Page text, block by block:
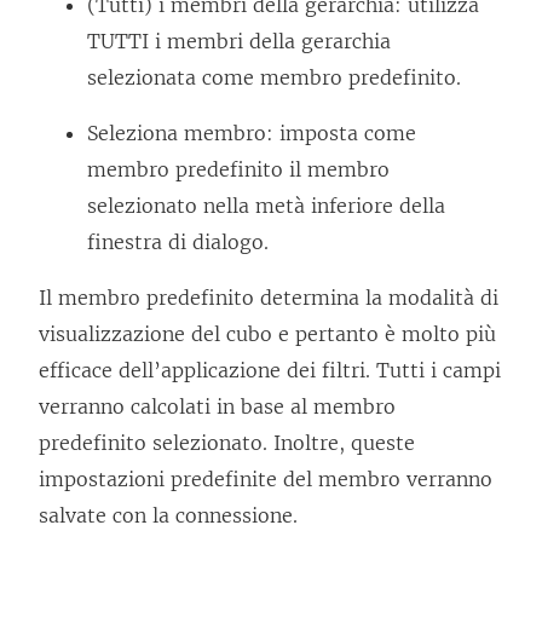
(Tutti) i membri della gerarchia: utilizza
TUTTI i membri della gerarchia
selezionata come membro predefinito.
Seleziona membro: imposta come
membro predefinito il membro
selezionato nella metà inferiore della
finestra di dialogo.
Il membro predefinito determina la modalità di
visualizzazione del cubo e pertanto è molto più
efficace dell’applicazione dei filtri. Tutti i campi
verranno calcolati in base al membro
predefinito selezionato. Inoltre, queste
impostazioni predefinite del membro verranno
salvate con la connessione.